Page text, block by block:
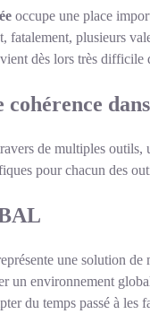
occupe une place
fatalement, plusieurs
dès lors très difficile
cohérence
de multiples
pour chacun des
une solution
un environnement
du temps passé à les